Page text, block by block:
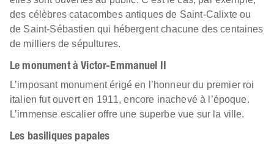
des célèbres catacombes antiques de Saint-Calixte ou
de Saint-Sébastien qui hébergent chacune des centaines
de milliers de sépultures.
Le monument à Victor-Emmanuel II
L’imposant monument érigé en l’honneur du premier roi
italien fut ouvert en 1911, encore inachevé à l’époque.
L’immense escalier offre une superbe vue sur la ville.
Les basiliques papales